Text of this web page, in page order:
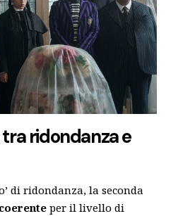
ridondanza e
di ridondanza, la seconda
coerente per il livello di